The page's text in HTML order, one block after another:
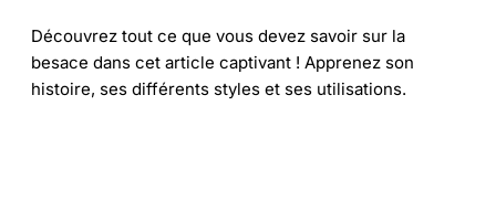
Découvrez tout ce que vous devez savoir sur la
besace dans cet article captivant ! Apprenez son
histoire, ses différents styles et ses utilisations.